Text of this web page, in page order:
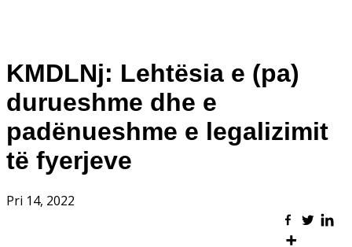
KMDLNj: Lehtësia e (pa)
durueshme dhe e
padënueshme e legalizimit
të fyerjeve
Pri 14, 2022